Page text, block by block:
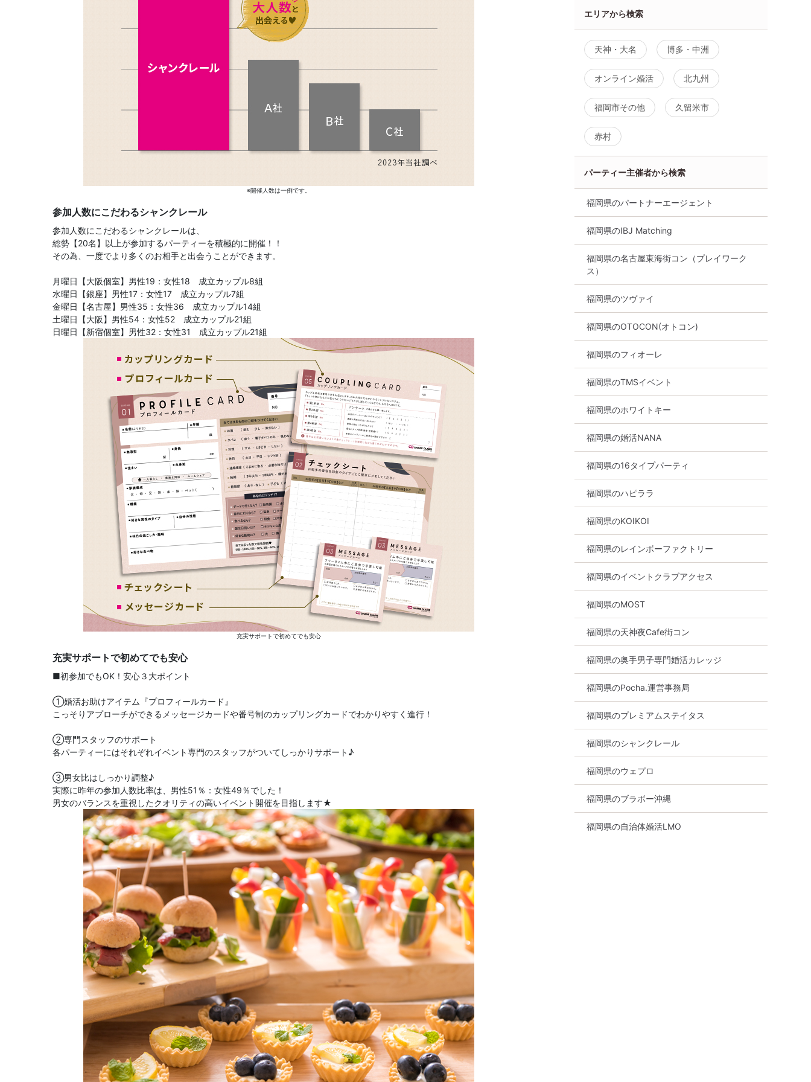
※開催人数は一例です。
参加人数にこだわるシャンクレール
参加人数にこだわるシャンクレールは、
総勢【20名】以上が参加するパーティーを積極的に開催！！
その為、一度でより多くのお相手と出会うことができます。
月曜日【大阪個室】男性19：女性18 成立カップル8組
水曜日【銀座】男性17：女性17 成立カップル7組
金曜日【名古屋】男性35：女性36 成立カップル14組
土曜日【大阪】男性54：女性52 成立カップル21組
日曜日【新宿個室】男性32：女性31 成立カップル21組
充実サポートで初めてでも安心
充実サポートで初めてでも安心
■初参加でもOK！安心３大ポイント
①婚活お助けアイテム『プロフィールカード』
こっそりアプローチができるメッセージカードや番号制のカップリングカードでわかりやすく進行！
②専門スタッフのサポート
各パーティーにはそれぞれイベント専門のスタッフがついてしっかりサポート♪
③男女比はしっかり調整♪
実際に昨年の参加人数比率は、男性51％：女性49％でした！
男女のバランスを重視したクオリティの高いイベント開催を目指します★
エリアから検索
天神・大名 博多・中洲
オンライン婚活 北九州
福岡市その他 久留米市
赤村
パーティー主催者から検索
福岡県のパートナーエージェント
福岡県のIBJ Matching
福岡県の名古屋東海街コン（プレイワーク
ス）
福岡県のツヴァイ
福岡県のOTOCON(オトコン)
福岡県のフィオーレ
福岡県のTMSイベント
福岡県のホワイトキー
福岡県の婚活NANA
福岡県の16タイプパーティ
福岡県のハピララ
福岡県のKOIKOI
福岡県のレインボーファクトリー
福岡県のイベントクラブアクセス
福岡県のMOST
福岡県の天神夜Cafe街コン
福岡県の奥手男子専門婚活カレッジ
福岡県のPocha.運営事務局
福岡県のプレミアムステイタス
福岡県のシャンクレール
福岡県のウェプロ
福岡県のブラボー沖縄
福岡県の自治体婚活LMO